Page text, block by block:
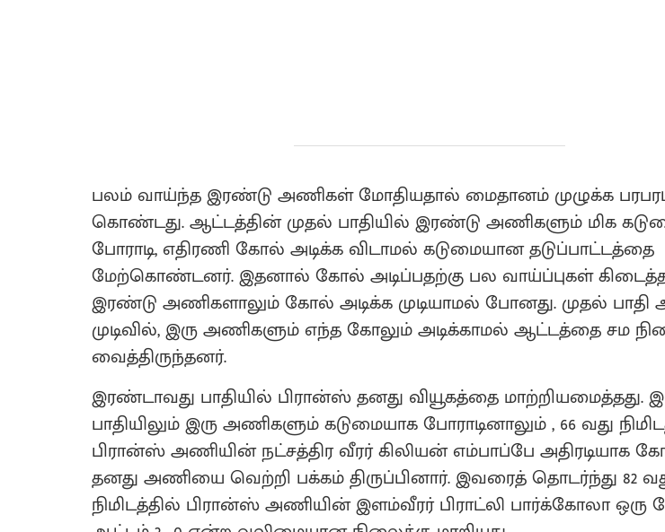
பலம் வாய்ந்த இரண்டு அணிகள் மோதியதால் மைதானம் முழுக்க
கொண்டது. ஆட்டத்தின் முதல் பாதியில் இரண்டு அணிகளும் மிக
போராடி, எதிரணி கோல் அடிக்க விடாமல் கடுமையான தடுப்பாட்டத்தை
மேற்கொண்டனர். இதனால் கோல் அடிப்பதற்கு பல வாய்ப்புகள்
இரண்டு அணிகளாலும் கோல் அடிக்க முடியாமல் போனது. முதல் பாதி
முடிவில், இரு அணிகளும் எந்த கோலும் அடிக்காமல் ஆட்டத்தை சம
வைத்திருந்தனர்.
இரண்டாவது பாதியில் பிரான்ஸ் தனது வியூகத்தை மாற்றியமைத்தது.
பாதியிலும் இரு அணிகளும் கடுமையாக போராடினாலும் , 66 வது
பிரான்ஸ் அணியின் நட்சத்திர வீரர் கிலியன் எம்பாப்பே அதிரடியாக
தனது அணியை வெற்றி பக்கம் திருப்பினார். இவரைத் தொடர்ந்து 82
நிமிடத்தில் பிரான்ஸ் அணியின் இளம்வீரர் பிராட்லி பார்க்கோலா ஒரு